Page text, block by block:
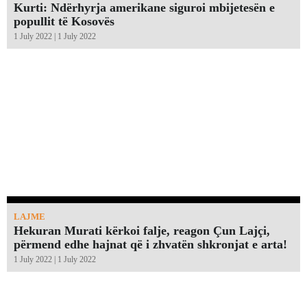
Kurti: Ndërhyrja amerikane siguroi mbijetesën e
popullit të Kosovës
1 July 2022 | 1 July 2022
LAJME
Hekuran Murati kërkoi falje, reagon Çun Lajçi,
përmend edhe hajnat që i zhvatën shkronjat e arta!￼
1 July 2022 | 1 July 2022